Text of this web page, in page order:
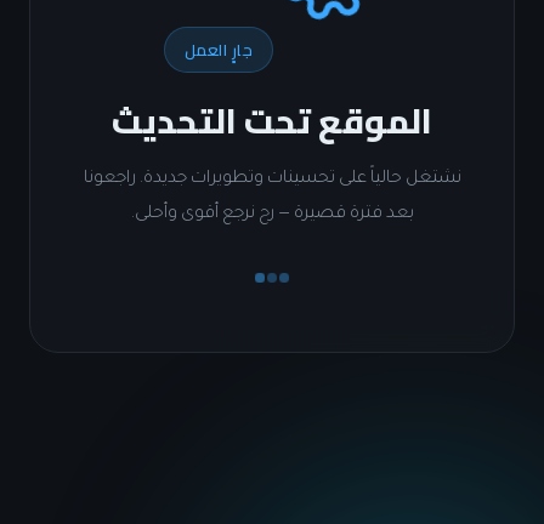
جارٍ العمل
الموقع تحت التحديث
نشتغل حالياً على تحسينات وتطويرات جديدة. راجعونا
بعد فترة قصيرة — رح نرجع أقوى وأحلى.